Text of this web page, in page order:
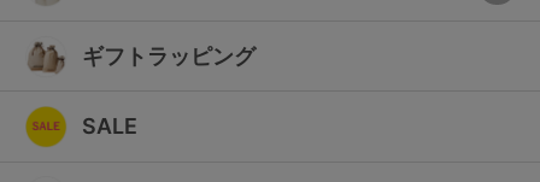
ギフトラッピング
SALE